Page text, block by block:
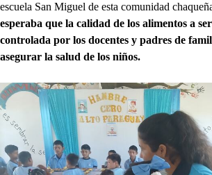
escuela San Miguel de esta comunidad
esperaba que la calidad de los alimentos a
controlada por los docentes y padres de
asegurar la salud de los niños.